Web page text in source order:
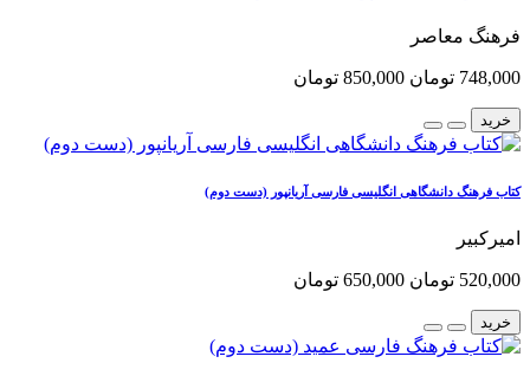
فرهنگ معاصر
748,000 تومان 850,000 تومان
خرید
کتاب فرهنگ دانشگاهی انگلیسی فارسی آریانپور (دست دوم)
امیرکبیر
520,000 تومان 650,000 تومان
خرید